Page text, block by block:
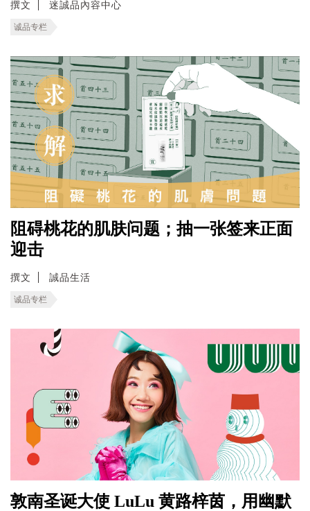
撰文 迷誠品內容中心
诚品专栏
阻碍桃花的肌肤问题；抽一张签来正面
迎击
撰文 誠品生活
诚品专栏
敦南圣诞大使 LuLu 黄路梓茵，用幽默